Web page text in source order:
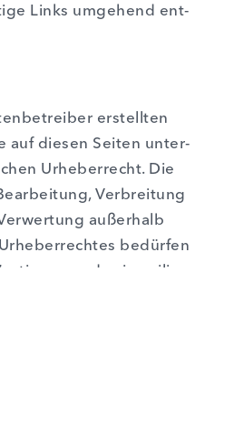
Links umge­hend ent­
erstell­ten
auf die­sen Sei­ten unter­
Urhe­ber­recht. Die
Ver­brei­tung
außer­halb
bedür­fen
des jewei­li­